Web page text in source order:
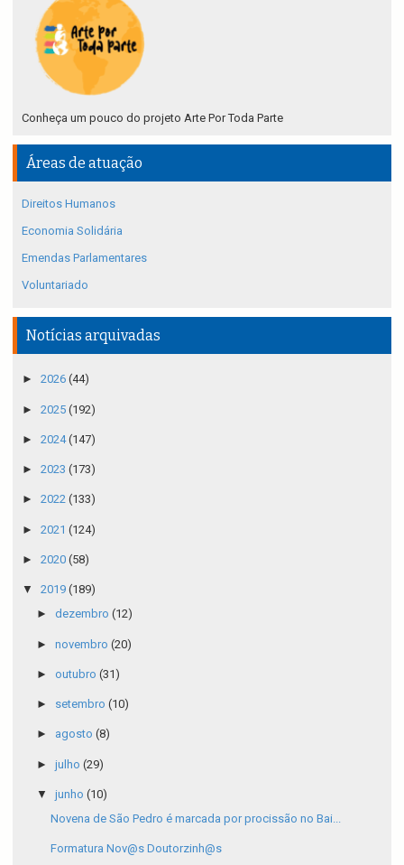
Conheça um pouco do projeto Arte Por Toda Parte
Áreas de atuação
Direitos Humanos
Economia Solidária
Emendas Parlamentares
Voluntariado
Notícias arquivadas
► 2026 (44)
► 2025 (192)
► 2024(147)
► 2023 (173)
► 2022 (133)
► 2021 (124)
► 2020 (58)
▼ 2019 (189)
► dezembro (12)
► novembro (20)
► outubro (31)
► setembro (10)
► agosto (8)
► julho (29)
▼ junho (10)
Novena de São Pedro é marcada por procissão no Bai...
Formatura Nov@s Doutorzinh@s